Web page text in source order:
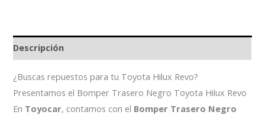
Descripción
¿Buscas repuestos para tu Toyota Hilux Revo?
Presentamos el Bomper Trasero Negro Toyota Hilux Revo
En Toyocar, contamos con el Bomper Trasero Negro